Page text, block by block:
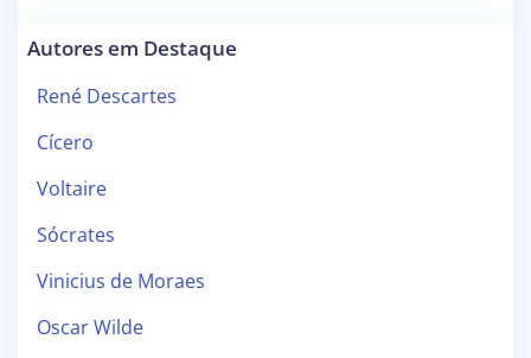
Autores em Destaque
René Descartes
Cícero
Voltaire
Sócrates
Vinicius de Moraes
Oscar Wilde